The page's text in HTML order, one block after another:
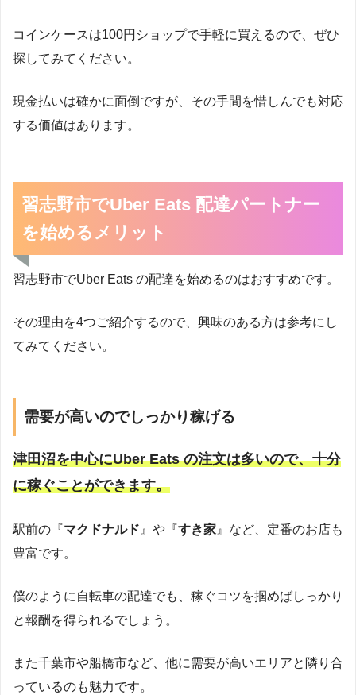
コインケースは100円ショップで手軽に買えるので、ぜひ
探してみてください。
現金払いは確かに面倒ですが、その手間を惜しんでも対応
する価値はあります。
習志野市でUber Eats 配達パートナー
を始めるメリット
習志野市でUber Eats の配達を始めるのはおすすめです。
その理由を4つご紹介するので、興味のある方は参考にし
てみてください。
需要が高いのでしっかり稼げる
津田沼を中心にUber Eats の注文は多いので、十分
に稼ぐことができます。
駅前の『マクドナルド 』や『すき家 』など、定番のお店も
豊富です。
僕のように自転車の配達でも、稼ぐコツを掴めばしっかり
と報酬を得られるでしょう。
また千葉市や船橋市など、他に需要が高いエリアと隣り合
っているのも魅力です。